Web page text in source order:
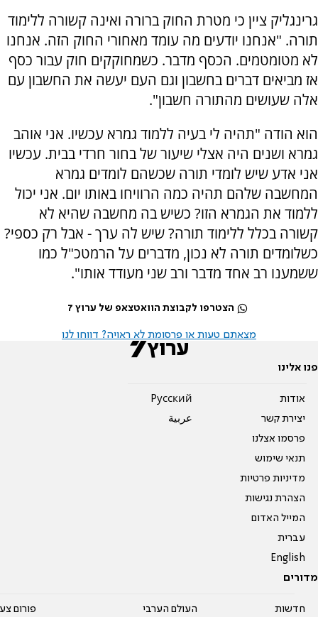
גרינגליק ציין כי מטרת החוק ברורה ואינה קשורה ללימוד
תורה. "אנחנו יודעים מה עומד מאחורי החוק הזה. אנחנו
לא מטומטמים. הכסף מדבר. כשמחוקקים חוק עבור כסף
אז מביאים דברים בחשבון וגם העם יעשה את החשבון עם
אלה שעושים מהתורה חשבון".
הוא הודה "תהיה לי בעיה ללמוד גמרא עכשיו. אני אוהב
גמרא ושנים היה אצלי שיעור של בחור חרדי בבית. עכשיו
אני אדע שיש לומדי תורה שכשהם לומדים גמרא
המחשבה שלהם תהיה כמה הרוויחו באותו יום. אני יכול
ללמוד את הגמרא הזו? כשיש בה מחשבה שהיא לא
קשורה בכלל ללימוד תורה? שיש לה ערך - אבל רק כספי?
כשלומדים תורה לא נכון, מדברים על הרמטכ"ל כמו
ששמענו רב אחד מדבר ורב שני מעודד אותו".
הצטרפו לקבוצת הוואטצאפ של ערוץ 7
מצאתם טעות או פרסומת לא ראויה? דווחו לנו
פנו אלינו
אודות
יצירת קשר
פרסמו אצלנו
תנאי שימוש
מדיניות פרטיות
הצהרת נגישות
המייל האדום
עברית
English
Pусский
عربية
מדורים
חדשות העולם הערבי פורום